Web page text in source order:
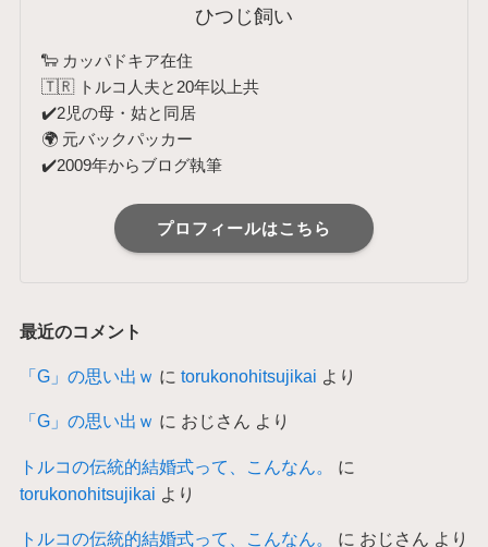
ひつじ飼い
🐑 カッパドキア在住
🇹🇷 トルコ人夫と20年以上共
✔️2児の母・姑と同居
🌍 元バックパッカー
✔️2009年からブログ執筆
プロフィールはこちら
最近のコメント
「G」の思い出ｗ に torukonohitsujikai より
「G」の思い出ｗ に おじさん より
トルコの伝統的結婚式って、こんなん。
に
torukonohitsujikai より
トルコの伝統的結婚式って、こんなん。 に おじさん より